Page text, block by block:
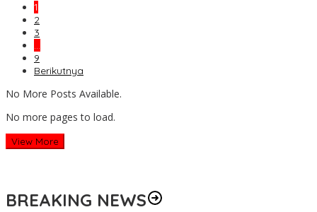
1
2
3
…
9
Berikutnya
No More Posts Available.
No more pages to load.
View More
BREAKING NEWS